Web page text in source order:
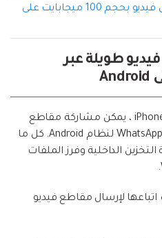
الجزء 4: استخدمنا النقل لإرسال فيديو بحجم 100 ميجابايت على
فيديو طويلة عبر
على غرار الخيار الذي يستخدمه iPhone ، يمكن مشاركة مقاطع
الفيديو الكبيرة كمستندات على WhatsApp لنظام Android. كل ما
الداخلية وفرز الملفات
لإرسال مقاطع فيديو